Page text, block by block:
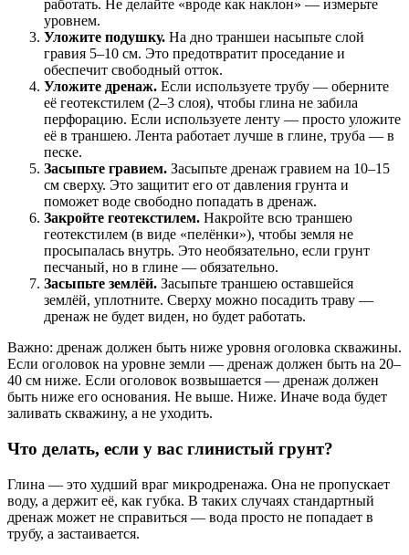
работать. Не делайте «вроде как наклон» — измерьте
уровнем.
Уложите подушку. На дно траншеи насыпьте слой
гравия 5–10 см. Это предотвратит проседание и
обеспечит свободный отток.
Уложите дренаж. Если используете трубу — оберните
её геотекстилем (2–3 слоя), чтобы глина не забила
перфорацию. Если используете ленту — просто уложите
её в траншею. Лента работает лучше в глине, труба — в
песке.
Засыпьте гравием. Засыпьте дренаж гравием на 10–15
см сверху. Это защитит его от давления грунта и
поможет воде свободно попадать в дренаж.
Закройте геотекстилем. Накройте всю траншею
геотекстилем (в виде «пелёнки»), чтобы земля не
просыпалась внутрь. Это необязательно, если грунт
песчаный, но в глине — обязательно.
Засыпьте землёй. Засыпьте траншею оставшейся
землёй, уплотните. Сверху можно посадить траву —
дренаж не будет виден, но будет работать.
Важно: дренаж должен быть ниже уровня оголовка скважины.
Если оголовок на уровне земли — дренаж должен быть на 20–
40 см ниже. Если оголовок возвышается — дренаж должен
быть ниже его основания. Не выше. Ниже. Иначе вода будет
заливать скважину, а не уходить.
Что делать, если у вас глинистый грунт?
Глина — это худший враг микродренажа. Она не пропускает
воду, а держит её, как губка. В таких случаях стандартный
дренаж может не справиться — вода просто не попадает в
трубу, а застаивается.